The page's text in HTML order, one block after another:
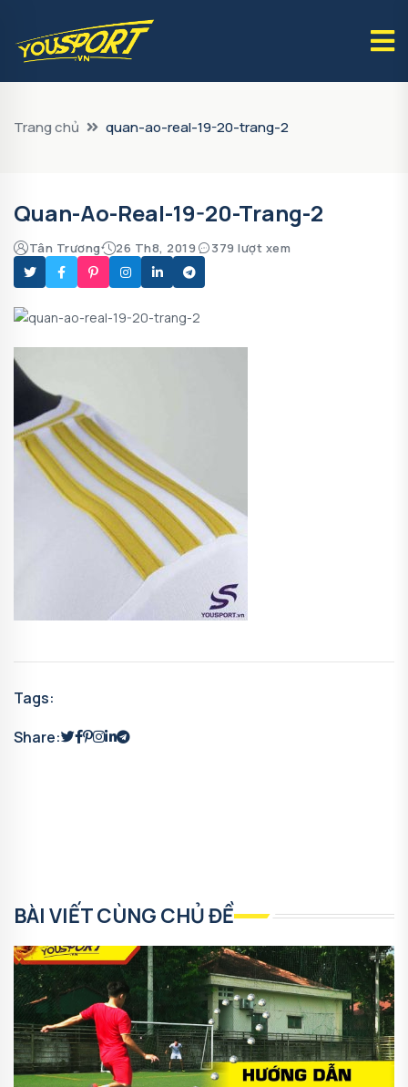
Trang chủ quan-ao-real-19-20-trang-2
Quan-Ao-Real-19-20-Trang-2
Tân Trương 26 Th8, 2019 379 lượt xem
Tags:
Share:
BÀI VIẾT CÙNG CHỦ ĐỀ